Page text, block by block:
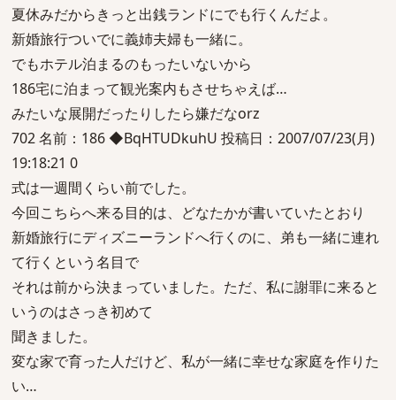
夏休みだからきっと出銭ランドにでも行くんだよ。
新婚旅行ついでに義姉夫婦も一緒に。
でもホテル泊まるのもったいないから
186宅に泊まって観光案内もさせちゃえば…
みたいな展開だったりしたら嫌だなorz
702 名前：186 ◆BqHTUDkuhU 投稿日：2007/07/23(月)
19:18:21 0
式は一週間くらい前でした。
今回こちらへ来る目的は、どなたかが書いていたとおり
新婚旅行にディズニーランドへ行くのに、弟も一緒に連れ
て行くという名目で
それは前から決まっていました。ただ、私に謝罪に来ると
いうのはさっき初めて
聞きました。
変な家で育った人だけど、私が一緒に幸せな家庭を作りた
い…